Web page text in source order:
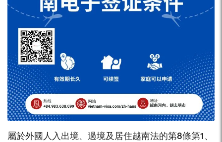
真梅口岸邊境大門。 2.廣寧省錦普口岸邊境大門。 3.峴港市
峴港港邊境大門。 4.堅江省陽東口岸邊境大門。 5.廣義省阮
富仲口岸邊境大門。 6.廣寧省鴻基港邊境大門。 7.海防港邊
境大門，海防市。 8.清化省宜山口岸邊境大門。 9.慶和省芽
莊港邊境大門。 10.平定省歸仁港邊境大門。 11.胡志明市港
口大門，胡志明市。 12.河靜省永安港邊境大門。 13.頭頓港
邊境大門，巴地頭頓省。
屬於外國人入出境、過境及居住越南法的第8條第1、